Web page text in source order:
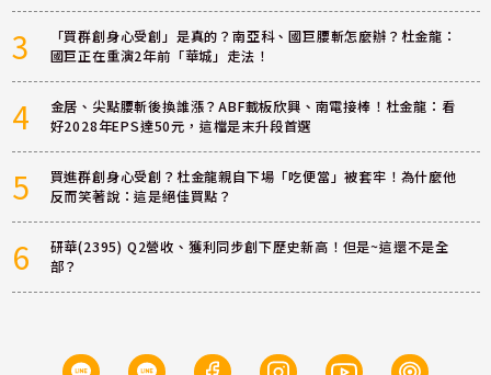
3
「買群創身心受創」是真的？南亞科、國巨腰斬怎麼辦？杜金龍：
國巨正在重演2年前「華城」走法！
4
金居、尖點腰斬後換誰漲？ABF載板欣興、南電接棒！杜金龍：看
好2028年EPS達50元，這檔是末升段首選
5
買進群創身心受創？杜金龍親自下場「吃便當」被套牢！為什麼他
反而笑著說：這是絕佳買點？
6
研華(2395) Q2營收、獲利同步創下歷史新高！但是~這還不是全
部？